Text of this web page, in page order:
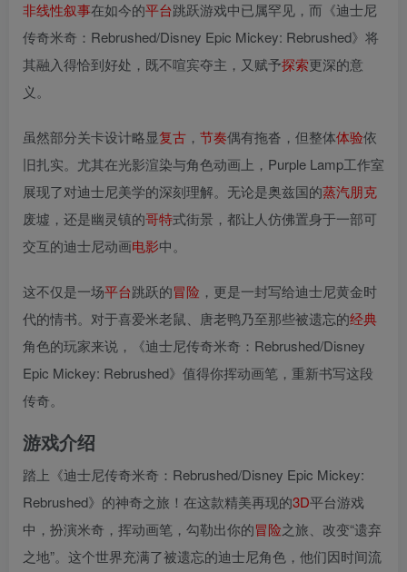
非线性叙事在如今的平台跳跃游戏中已属罕见，而《迪士尼
传奇米奇：Rebrushed/Disney Epic Mickey: Rebrushed》将
其融入得恰到好处，既不喧宾夺主，又赋予探索更深的意
义。
虽然部分关卡设计略显复古 ， 节奏偶有拖沓，但整体体验依
旧扎实。尤其在光影渲染与角色动画上，Purple Lamp工作室
展现了对迪士尼美学的深刻理解。无论是奥兹国的蒸汽朋克
废墟，还是幽灵镇的哥特式街景，都让人仿佛置身于一部可
交互的迪士尼动画电影中。
这不仅是一场平台跳跃的冒险 ，更是一封写给迪士尼黄金时
代的情书。对于喜爱米老鼠、唐老鸭乃至那些被遗忘的经典
角色的玩家来说，《迪士尼传奇米奇：Rebrushed/Disney
Epic Mickey: Rebrushed》值得你挥动画笔，重新书写这段
传奇。
游戏介绍
踏上《迪士尼传奇米奇：Rebrushed/Disney Epic Mickey:
Rebrushed》的神奇之旅！在这款精美再现的3D平台游戏
中，扮演米奇，挥动画笔，勾勒出你的冒险之旅、改变“遗弃
之地”。这个世界充满了被遗忘的迪士尼角色，他们因时间流